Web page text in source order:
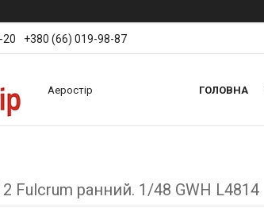
20 +380 (66) 019-98-87
Аеростір ГОЛОВНА
Fulcrum ранний. 1/48 GWH L4814